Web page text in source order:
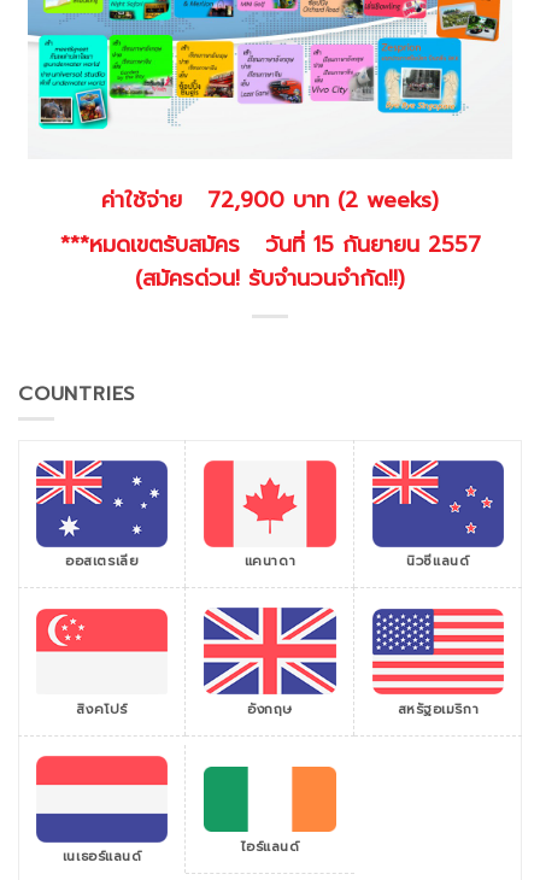
ค่าใช้จ่าย 72,900 บาท (2 weeks)
***หมดเขตรับสมัคร วันที่ 15 กันยายน 2557
(สมัครด่วน! รับจำนวนจำกัด!!)
COUNTRIES
ออสเตรเลีย แคนาดา นิวซีแลนด์
สิงคโปร์ อังกฤษ สหรัฐอเมริกา
เนเธอร์แลนด์ ไอร์แลนด์